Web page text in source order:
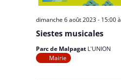
Siestes musicales
dimanche 6 août 2023 - 15:00à
Parc de Malpagat L'UNION
Mairie